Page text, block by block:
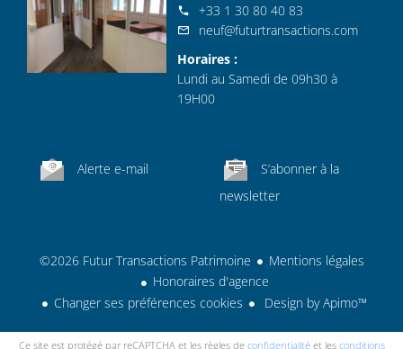
+33 1 30 80 40 83
neuf@futurtransactions.com
Horaires :
Lundi au Samedi de 09h30 à
19H00
Alerte e-mail
S’abonner à la
newsletter
©2026 Futur Transactions Patrimoine
Mentions légales
Honoraires d'agence
Changer ses préférences cookies
Design byApimo™
Ce site est protégé par reCAPTCHA et les règles de confidentialitéet les conditions